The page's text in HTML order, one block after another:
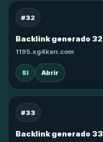
#32
Backlink generado 32
1195.xg4ken.com
SI Abrir
#33
Backlink generado 33